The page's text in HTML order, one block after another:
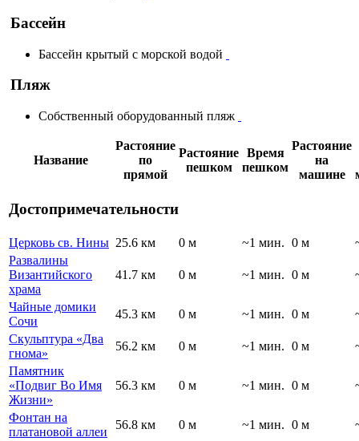
Бассейн
Бассейн крытый с морской водой
Пляж
Собственный оборудованный пляж
Название
Растояние
по
прямой
Растояние
пешком
Время
пешком
Растояние
на
машине
Достопримечательности
Церковь св. Нины 25.6 км 0 м ~1 мин. 0 м
Развалины
Византийского
храма
41.7 км 0 м ~1 мин. 0 м
Чайные домики
Сочи
45.3 км 0 м ~1 мин. 0 м
Скульптура «Два
гнома»
56.2 км 0 м ~1 мин. 0 м
Памятник
«Подвиг Во Имя
Жизни»
56.3 км 0 м ~1 мин. 0 м
Фонтан на
платановой аллеи
56.8 км 0 м ~1 мин. 0 м